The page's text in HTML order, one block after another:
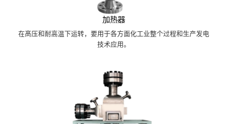
加热器
在髙压和耐高温下运转，要用于各方面化工业整个过程和生产发电
技术应用。